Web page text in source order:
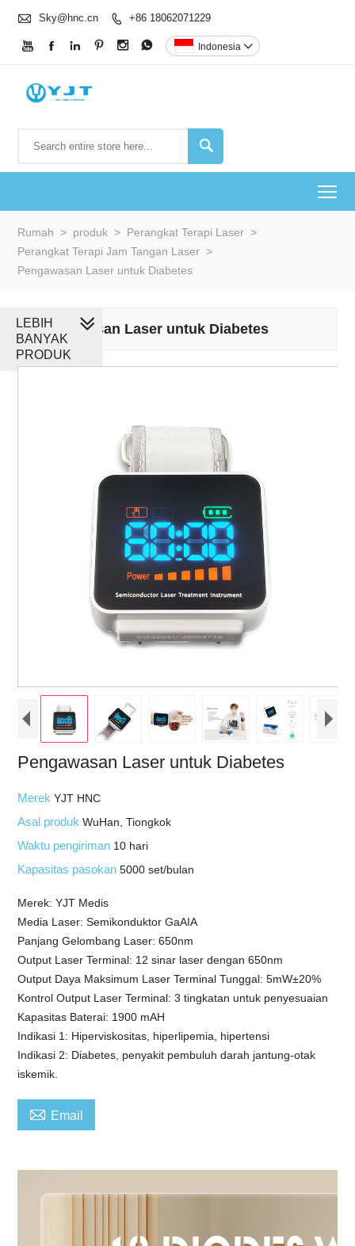
 Sky@hnc.cn  +86 18062071229
      Indonesia 

Rumah > produk > Perangkat Terapi Laser >
Perangkat Terapi Jam Tangan Laser >
Pengawasan Laser untuk Diabetes
Pengawasan Laser untuk Diabetes
Pengawasan Laser untuk Diabetes
MerekYJT HNC
Asal produkWuHan, Tiongkok
Waktu pengiriman 10 hari
Kapasitas pasokan5000 set/bulan
Merek: YJT Medis
Media Laser: Semikonduktor GaAIA
Panjang Gelombang Laser: 650nm
Output Laser Terminal: 12 sinar laser dengan 650nm
Output Daya Maksimum Laser Terminal Tunggal: 5mW±20%
Kontrol Output Laser Terminal: 3 tingkatan untuk penyesuaian
Kapasitas Baterai: 1900 mAH
Indikasi 1: Hiperviskositas, hiperlipemia, hipertensi
Indikasi 2: Diabetes, penyakit pembuluh darah jantung-otak
iskemik.
 Email
LEBIH
BANYAK
PRODUK